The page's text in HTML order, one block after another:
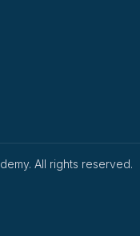
All rights reserved.